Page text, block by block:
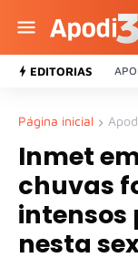
EDITORIAS
Página inicial
Inmet
chuvas
intensos
nesta